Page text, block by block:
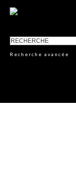
Recherche avancée